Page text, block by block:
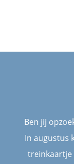
Ben jij
In augustus
treinkaartje